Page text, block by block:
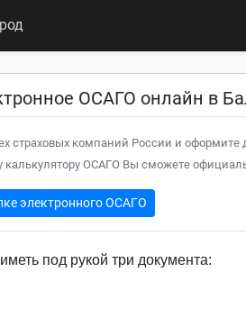
ОСАГО онлайн в
страховых компаний России и
ОСАГО Вы сможете
электронного ОСАГО
под рукой три документа: